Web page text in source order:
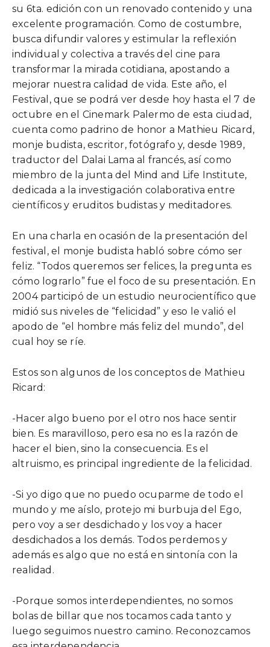
su 6ta. edición con un renovado contenido y una
excelente programación. Como de costumbre,
busca difundir valores y estimular la reflexión
individual y colectiva a través del cine para
transformar la mirada cotidiana, apostando a
mejorar nuestra calidad de vida. Este año, el
Festival, que se podrá ver desde hoy hasta el 7 de
octubre en el Cinemark Palermo de esta ciudad,
cuenta como padrino de honor a Mathieu Ricard,
monje budista, escritor, fotógrafo y, desde 1989,
traductor del Dalai Lama al francés, así como
miembro de la junta del Mind and Life Institute,
dedicada a la investigación colaborativa entre
científicos y eruditos budistas y meditadores.
En una charla en ocasión de la presentación del
festival, el monje budista habló sobre cómo ser
feliz. “Todos queremos ser felices, la pregunta es
cómo lograrlo” fue el foco de su presentación. En
2004 participó de un estudio neurocientífico que
midió sus niveles de “felicidad” y eso le valió el
apodo de “el hombre más feliz del mundo”, del
cual hoy se ríe.
Estos son algunos de los conceptos de Mathieu
Ricard:
-Hacer algo bueno por el otro nos hace sentir
bien. Es maravilloso, pero esa no es la razón de
hacer el bien, sino la consecuencia. Es el
altruismo, es principal ingrediente de la felicidad.
-Si yo digo que no puedo ocuparme de todo el
mundo y me aíslo, protejo mi burbuja del Ego,
pero voy a ser desdichado y los voy a hacer
desdichados a los demás. Todos perdemos y
además es algo que no está en sintonía con la
realidad.
-Porque somos interdependientes, no somos
bolas de billar que nos tocamos cada tanto y
luego seguimos nuestro camino. Reconozcamos